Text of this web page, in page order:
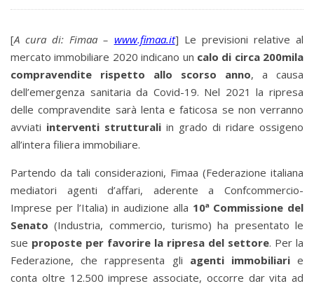
[A cura di: Fimaa – www.fimaa.it] Le previsioni relative al
mercato immobiliare 2020 indicano un calo di circa 200mila
compravendite rispetto allo scorso anno, a causa
dell’emergenza sanitaria da Covid-19. Nel 2021 la ripresa
delle compravendite sarà lenta e faticosa se non verranno
avviati interventi strutturali in grado di ridare ossigeno
all’intera filiera immobiliare.
Partendo da tali considerazioni, Fimaa (Federazione italiana
mediatori agenti d’affari, aderente a Confcommercio-
Imprese per l’Italia) in audizione alla 10ª Commissione del
Senato (Industria, commercio, turismo) ha presentato le
sue proposte per favorire la ripresa del settore. Per la
Federazione, che rappresenta gli agenti immobiliarie
conta oltre 12.500 imprese associate, occorre dar vita ad